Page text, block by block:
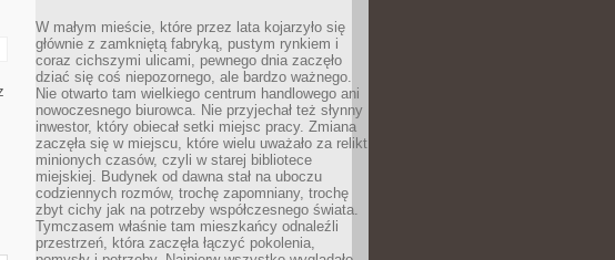
W małym mieście, które przez lata kojarzyło się
głównie z zamkniętą fabryką, pustym rynkiem i
coraz cichszymi ulicami, pewnego dnia zaczęło
dziać się coś niepozornego, ale bardzo ważnego.
Nie otwarto tam wielkiego centrum handlowego ani
nowoczesnego biurowca. Nie przyjechał też słynny
inwestor, który obiecał setki miejsc pracy. Zmiana
zaczęła się w miejscu, które wielu uważało za relikt
minionych czasów, czyli w starej bibliotece
miejskiej. Budynek od dawna stał na uboczu
codziennych rozmów, trochę zapomniany, trochę
zbyt cichy jak na potrzeby współczesnego świata.
Tymczasem właśnie tam mieszkańcy odnaleźli
przestrzeń, która zaczęła łączyć pokolenia,